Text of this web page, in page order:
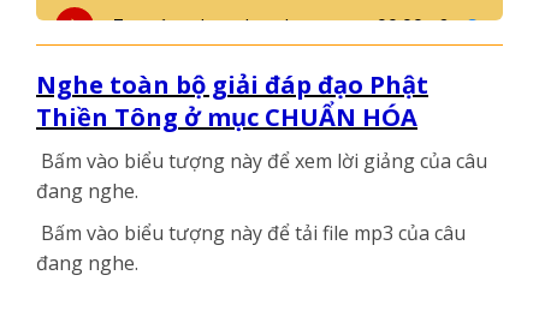
Nghe toàn bộ giải đáp đạo Phật
Thiền Tông ở mục CHUẨN HÓA
Bấm vào biểu tượng này để xem lời giảng của câu
đang nghe.
Bấm vào biểu tượng này để tải file mp3 của câu
đang nghe.